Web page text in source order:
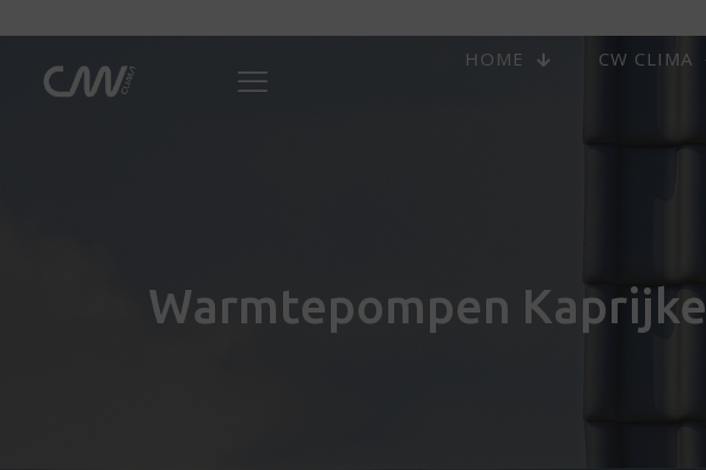
HOME CW CLIMA
Warmtepompen Kaprijke